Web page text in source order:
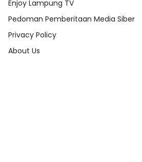
Enjoy Lampung TV
Pedoman Pemberitaan Media Siber
Privacy Policy
About Us